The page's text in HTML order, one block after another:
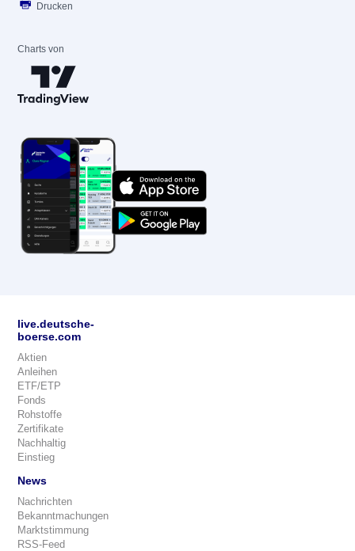
Drucken
Charts von
live.deutsche-
boerse.com
Aktien
Anleihen
ETF/ETP
Fonds
Rohstoffe
Zertifikate
Nachhaltig
Einstieg
News
Nachrichten
Bekanntmachungen
Marktstimmung
RSS-Feed